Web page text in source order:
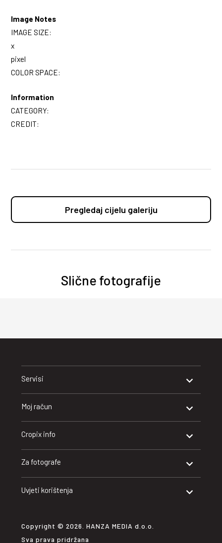
Image Notes
IMAGE SIZE:
x
pixel
COLOR SPACE:
Information
CATEGORY:
CREDIT:
Pregledaj cijelu galeriju
Slične fotografije
Servisi
Moj račun
Cropix info
Za fotografe
Uvjeti korištenja
Copyright © 2026. HANZA MEDIA d.o.o.
Sva prava pridržana